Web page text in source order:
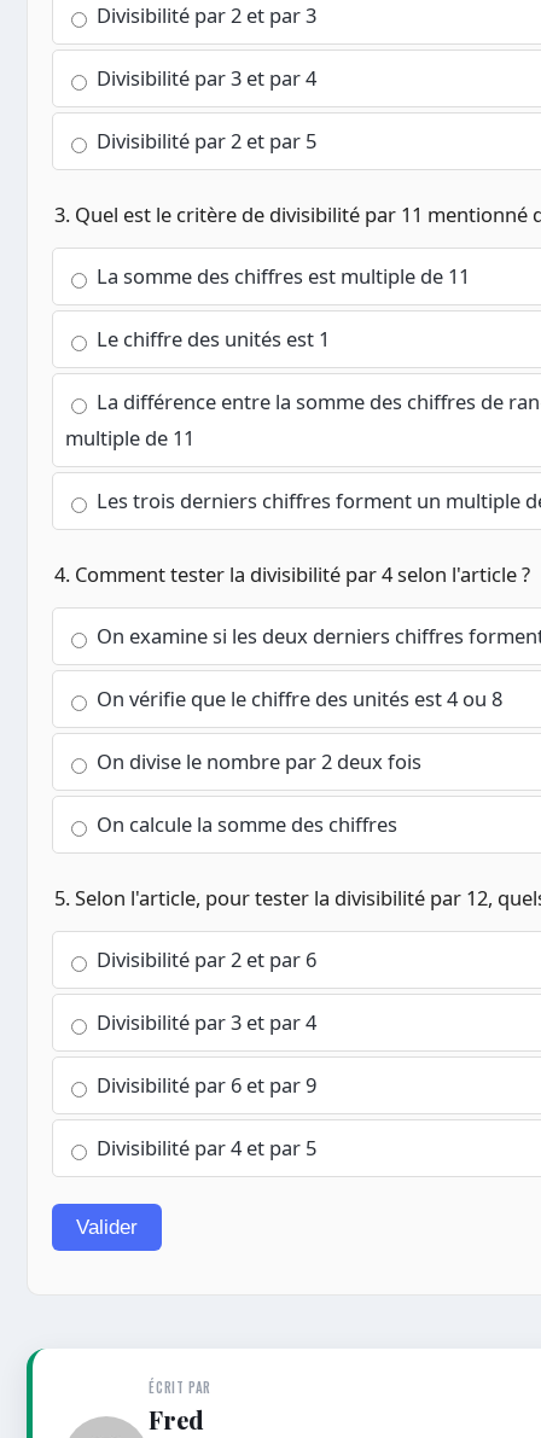
Divisibilité par 2 et par 3
Divisibilité par 3 et par 4
Divisibilité par 2 et par 5
3. Quel est le critère de divisibilité par 11 mentionné
La somme des chiffres est multiple de 11
Le chiffre des unités est 1
La différence entre la somme des chiffres de
multiple de 11
Les trois derniers chiffres forment un multiple
4. Comment tester la divisibilité par 4 selon l'article ?
On examine si les deux derniers chiffres
On vérifie que le chiffre des unités est 4 ou 8
On divise le nombre par 2 deux fois
On calcule la somme des chiffres
5. Selon l'article, pour tester la divisibilité par 12,
Divisibilité par 2 et par 6
Divisibilité par 3 et par 4
Divisibilité par 6 et par 9
Divisibilité par 4 et par 5
Valider
ÉCRIT PAR
Fred